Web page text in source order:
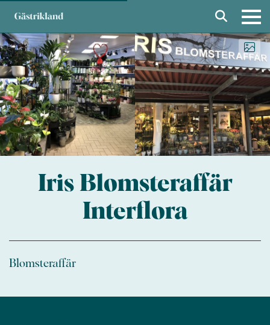
Iris Blomsteraffär
Interflora
Blomsteraffär